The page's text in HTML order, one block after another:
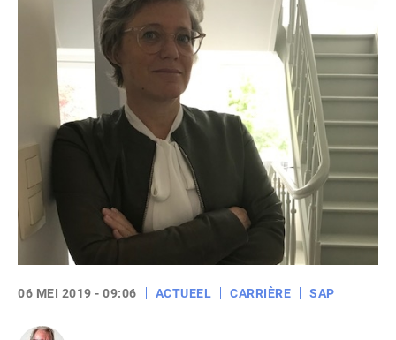
06 MEI 2019 - 09:06 ACTUEEL CARRIÈRE SAP